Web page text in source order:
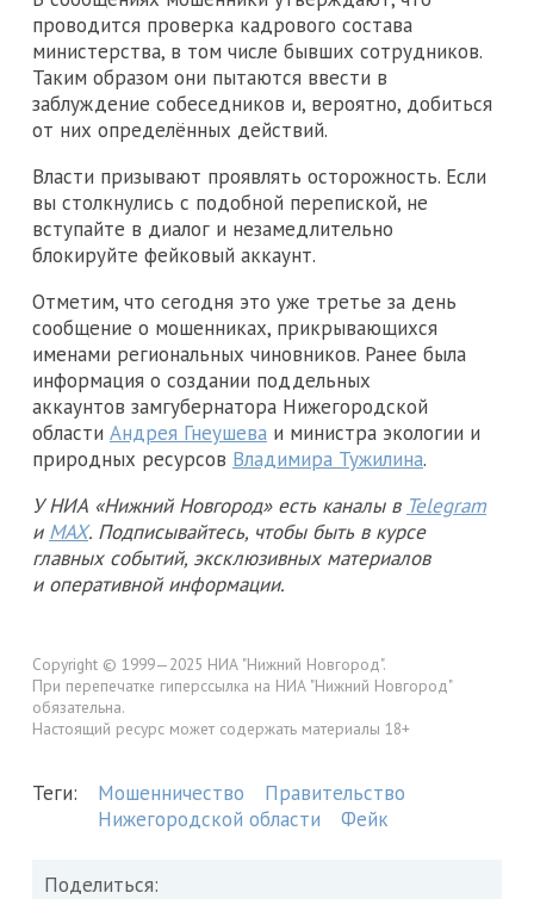
проводится проверка кадрового состава
министерства, в том числе бывших сотрудников.
Таким образом они пытаются ввести в
заблуждение собеседников и, вероятно, добиться
от них определённых действий.
Власти призывают проявлять осторожность. Если
вы столкнулись с подобной перепиской, не
вступайте в диалог и незамедлительно
блокируйте фейковый аккаунт.
Отметим, что сегодня это уже третье за день
сообщение о мошенниках, прикрывающихся
именами региональных чиновников. Ранее была
информация о создании поддельных
аккаунтов замгубернатора Нижегородской
области Андрея Гнеушева и министра экологии и
природных ресурсов Владимира Тужилина.
У НИА «Нижний Новгород» есть каналы в Telegram
и MAX. Подписывайтесь, чтобы быть в курсе
главных событий, эксклюзивных материалов
и оперативной информации.
Copyright © 1999—2025 НИА "Нижний Новгород".
При перепечатке гиперссылка на НИА "Нижний Новгород"
обязательна.
Настоящий ресурс может содержать материалы 18+
Теги: Мошенничество
Правительство
Нижегородской области
Фейк
Поделиться: